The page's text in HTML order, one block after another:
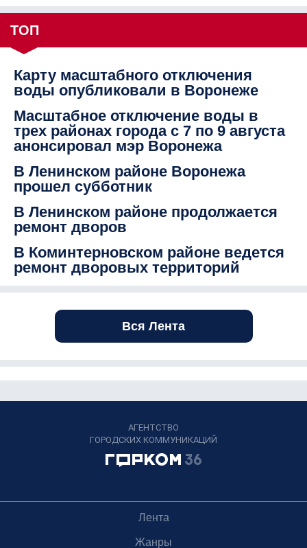
ТОП
Карту масштабного отключения
воды опубликовали в Воронеже
Масштабное отключение воды в
трех районах города с 7 по 9 августа
анонсировал мэр Воронежа
В Ленинском районе Воронежа
прошел субботник
В Ленинском районе продолжается
ремонт дворов
В Коминтерновском районе ведется
ремонт дворовых территорий
Вся Лента
АГЕНТСТВО
ГОРОДСКИХ КОММУНИКАЦИЙ
Лента
Жанры